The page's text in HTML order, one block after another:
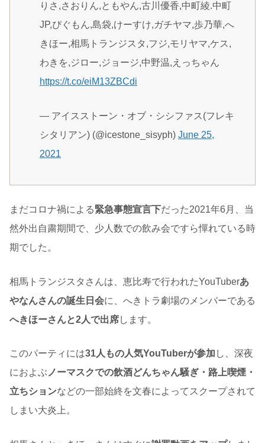
りさ,さおりん,ともやん,古川優香,中町綾.中町
JP,ぴぐもん,島袋,けーすけ,ガチヤマ,歩乃華,へ
きほー,相馬トランジスタ,フジ,モリヤマ,ケス,
わきを,ジロー,ジョージ,中野温,えっちゃん
https://t.co/eiM13ZBCdi
— アイスストーン・オブ・シシファス(フレキ
シタリアン) (@icestone_sisyph) June 25,
2021
まだコロナ禍による緊急事態宣言下だった2021年6月、当
然外出自粛期間で、少人数での飲み会ですら憚れている時
期でした。
相馬トランジスタさんは、恵比寿で行われたYouTuberあ
やなんさんの誕生日会に、へきトラ劇場のメンバーである
へきほーさんと2人で出席します。
このパーティには31人もの人気YouTuberが参加 し、深夜
におよぶ ノーマスクでの飲酒どんちゃん騒ぎ・路上喫煙・
立ちションなどの一部始終を文春によってスクープされて
しまい大炎上。